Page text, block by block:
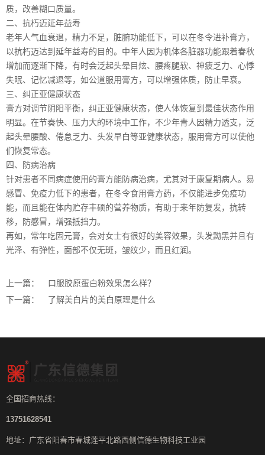
质，改善糊口质量。
二、抗朽迈延年益寿
老年人气血衰退，精力不足，脏腑功能低下，可以在冬令进补膏方，
以抗朽迈达到延年益寿的目的。中年人因为机体各脏器功能跟着春秋
增加而逐渐下降，有时会泛起头晕目炫、腰疼腿软、神疲乏力、心悸
失眠、记忆减退等，如公道服用膏方，可以增强体质，防止早衰。
三、纠正亚健康状态
膏方对调节阴阳平衡，纠正亚健康状态，使人体恢复到最佳状态作用
明显。在节奏快、压力大的环境中工作，不少年青人因精力透支，泛
起头晕腰酸、倦怠乏力、头发早白等亚健康状态，服用膏方可以使他
们恢复常态。
四、防病治病
针对患者不同病症使用的膏方能防病治病，尤其对于康复期病人。易
感冒、免疫力低下的患者，在冬令食用膏方药，不仅能进步免疫功
能，而且能在体内贮存丰硕的营养物质，有助于来年防复发，抗转
移，防感冒，增强抵挡力。
再如，常年吃固元膏，会对女士有很好的美容效果，头发黝黑并且有
光泽、有弹性，面部不仅无斑，皱纹少，而且红润。
上一篇：
口服胶原蛋白粉效果怎么样？
下一篇：
了解美白片的美白原理是什么
全国招商热线：
13751628541
地址：广东省阳春市春城莲平北路西侧信德生物科技工业园